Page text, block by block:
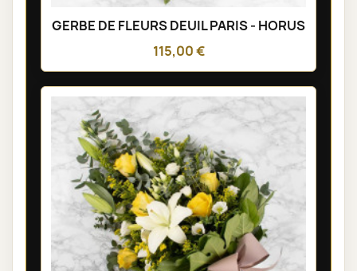
GERBE DE FLEURS DEUIL PARIS - HORUS
115,00 €